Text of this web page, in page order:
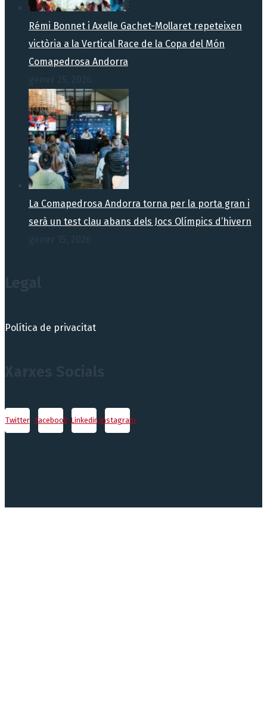
Rémi Bonnet i Axelle Gachet-Mollaret repeteixen
victòria a la Vertical Race de la Copa del Món
Comapedrosa Andorra
La Comapedrosa Andorra torna per la porta gran i
serà un test clau abans dels Jocs Olímpics d’hivern
Política de privacitat
Twitter Facebook Linkedin Instagram